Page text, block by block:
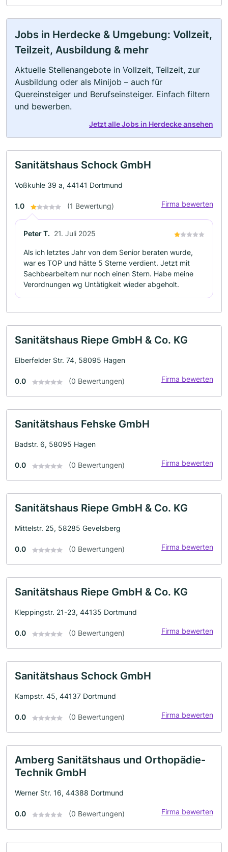
Jobs in Herdecke & Umgebung: Vollzeit,
Teilzeit, Ausbildung & mehr
Aktuelle Stellenangebote in Vollzeit, Teilzeit, zur
Ausbildung oder als Minijob – auch für
Quereinsteiger und Berufseinsteiger. Einfach filtern
und bewerben.
Jetzt alle Jobs in Herdecke ansehen
Sanitätshaus Schock GmbH
Voßkuhle 39 a, 44141 Dortmund
1.0 (1 Bewertung) Firma bewerten
Peter T. 21. Juli 2025
Als ich letztes Jahr von dem Senior beraten wurde,
war es TOP und hätte 5 Sterne verdient. Jetzt mit
Sachbearbeitern nur noch einen Stern. Habe meine
Verordnungen wg Untätigkeit wieder abgeholt.
Sanitätshaus Riepe GmbH & Co. KG
Elberfelder Str. 74, 58095 Hagen
0.0 (0 Bewertungen) Firma bewerten
Sanitätshaus Fehske GmbH
Badstr. 6, 58095 Hagen
0.0 (0 Bewertungen) Firma bewerten
Sanitätshaus Riepe GmbH & Co. KG
Mittelstr. 25, 58285 Gevelsberg
0.0 (0 Bewertungen) Firma bewerten
Sanitätshaus Riepe GmbH & Co. KG
Kleppingstr. 21-23, 44135 Dortmund
0.0 (0 Bewertungen) Firma bewerten
Sanitätshaus Schock GmbH
Kampstr. 45, 44137 Dortmund
0.0 (0 Bewertungen) Firma bewerten
Amberg Sanitätshaus und Orthopädie-
Technik GmbH
Werner Str. 16, 44388 Dortmund
0.0 (0 Bewertungen) Firma bewerten